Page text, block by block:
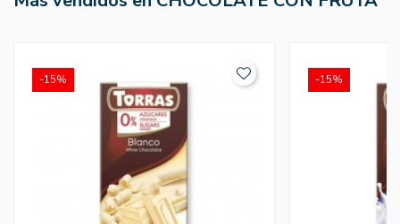
-15% -15%